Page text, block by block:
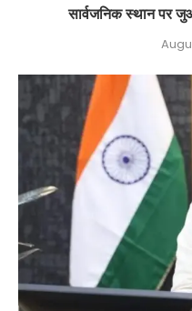
सार्वजनिक स्थान पर